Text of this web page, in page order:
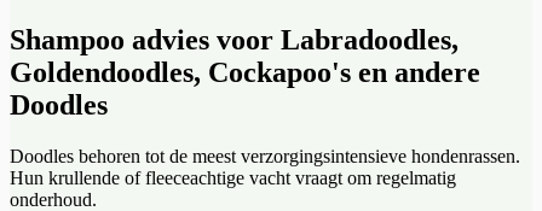
Shampoo advies voor Labradoodles,
Goldendoodles, Cockapoo's en andere
Doodles
Doodles behoren tot de meest verzorgingsintensieve hondenrassen.
Hun krullende of fleeceachtige vacht vraagt om regelmatig
onderhoud.